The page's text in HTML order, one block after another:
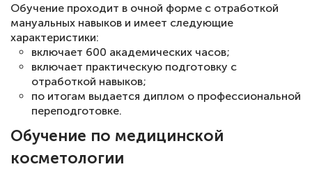
Обучение проходит в очной форме с отработкой
мануальных навыков и имеет следующие
характеристики:
включает 600 академических часов;
включает практическую подготовку с
отработкой навыков;
по итогам выдается диплом о профессиональной
переподготовке.
Обучение по медицинской
косметологии